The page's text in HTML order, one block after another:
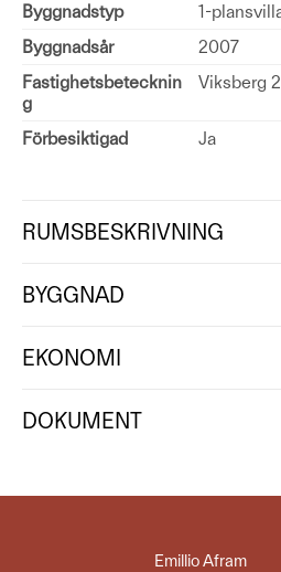
Byggnadstyp
1-
Byggnadsår
2007
Fastighetsbetecknin
g
Viksberg
Förbesiktigad Ja
RUMSBESKRIVNING
BYGGNAD
EKONOMI
DOKUMENT
Emillio Afram